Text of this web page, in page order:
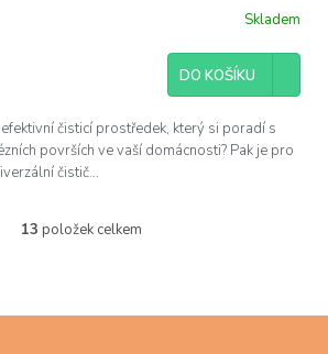
Skladem
DO KOŠÍKU
čisticí prostředek, který si poradí s
površích ve vaší domácnosti? Pak je pro
čistič...
O
d
13 položek celkem